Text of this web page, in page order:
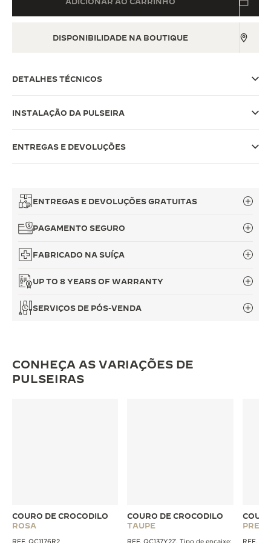
THE SOUND MAKER
A ODISSEIA ESTELAR
DISPONIBILIDADE NA BOUTIQUE
DETALHES TÉCNICOS
INSTALAÇÃO DA PULSEIRA
ENTREGAS E DEVOLUÇÕES
ENTREGAS E DEVOLUÇÕES GRATUITAS
PAGAMENTO SEGURO
FABRICADO NA SUÍÇA
UP TO 8 YEARS OF WARRANTY
SERVIÇOS DE PÓS-VENDA
CONHEÇA AS VARIAÇÕES DE
PULSEIRAS
COURO DE CROCODILO
ROSA
REF. QC1176R2
COURO DE CROCODILO
TAUPE
REF. QC137Y2Z, Tipo de encaixe:
PRETA
REF.